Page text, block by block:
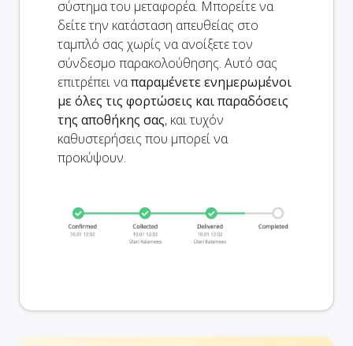
σύστημα του μεταφορέα. Μπορείτε να
δείτε την κατάσταση απευθείας στο
ταμπλό σας χωρίς να ανοίξετε τον
σύνδεσμο παρακολούθησης. Αυτό σας
επιτρέπει ναπαραμένετε ενημερωμένοι
με όλες τις φορτώσεις και παραδόσεις
της αποθήκης σας, και τυχόν
καθυστερήσεις που μπορεί να
προκύψουν.